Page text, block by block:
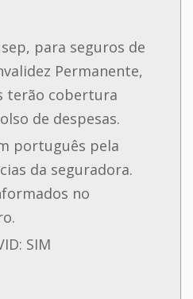
para seguros de
Permanente,
terão cobertura
de despesas.
português pela
da seguradora.
no
SIM